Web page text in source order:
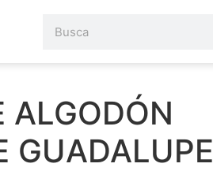
ALGODÓN
GUADALUPE